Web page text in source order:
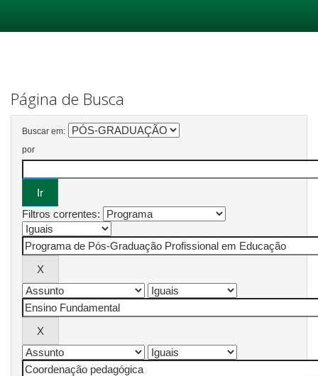
Página de Busca
Buscar em:
por
Filtros correntes: